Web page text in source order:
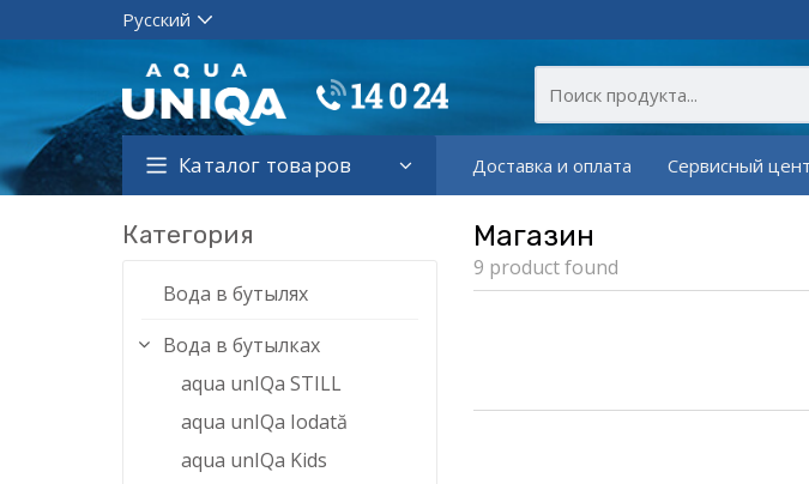
Каталог товаров Доставка и оплата Сервисный
Категория
Вода в бутылях
Вода в бутылках
aqua unIQa STILL
aqua unIQa Iodată
aqua unIQa Kids
Магазин
9 product found